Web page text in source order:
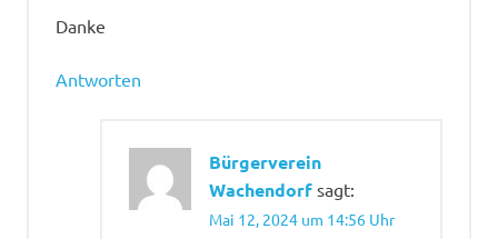
Danke
Antworten
Bürgerverein
Wachendorf sagt:
Mai 12, 2024 um 14:56 Uhr